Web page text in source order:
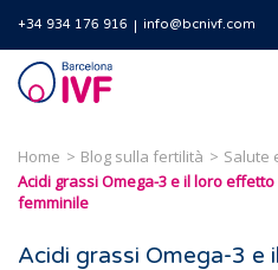
+34 934 176 916 info@bcnivf.com
Barcelona
IVF
Home Blog sulla fertilità
Salute
Acidi grassi Omega-3 e il loro
femminile
Acidi grassi Omega-3 e